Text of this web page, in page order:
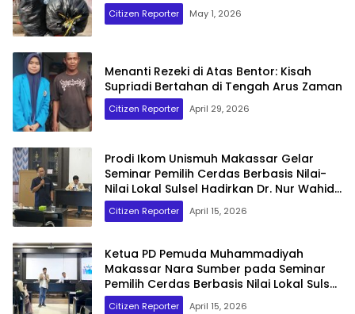
Citizen Reporter May 1, 2026
Menanti Rezeki di Atas Bentor: Kisah
Supriadi Bertahan di Tengah Arus Zaman
Citizen Reporter April 29, 2026
Prodi Ikom Unismuh Makassar Gelar
Seminar Pemilih Cerdas Berbasis Nilai-
Nilai Lokal Sulsel Hadirkan Dr. Nur Wahid
dan Muhammad Fauzan
Citizen Reporter April 15, 2026
Ketua PD Pemuda Muhammadiyah
Makassar Nara Sumber pada Seminar
Pemilih Cerdas Berbasis Nilai Lokal Sulsel
di Fisip Unismuh Makassar
Citizen Reporter April 15, 2026